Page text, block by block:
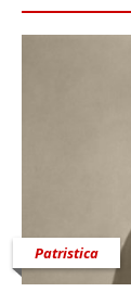
Patristica